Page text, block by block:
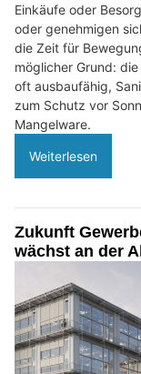
Einkäufe oder
oder genehmigen
die Zeit für
möglicher Grund:
oft ausbaufähig,
zum Schutz vor
Mangelware.
Weiterlesen
Zukunft
wächst an der